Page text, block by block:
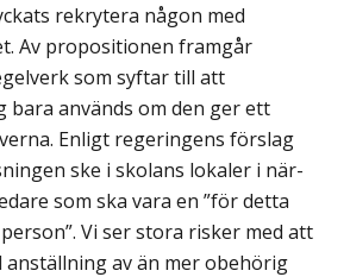
rekrytera någon med
Av propositionen framgår
som syftar till att
används om den ger ett
Enligt regeringens förslag
ske i skolans lokaler i när­
som ska vara en ”för detta
Vi ser stora risker med att
av än mer obehörig